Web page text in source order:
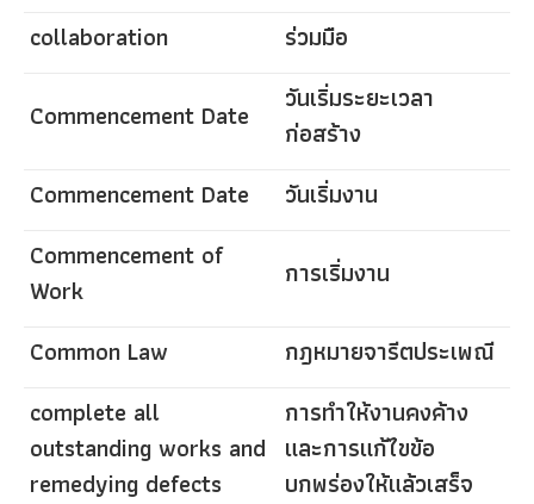
collaboration
ร่วมมือ
Commencement Date
วันเริ่มระยะเวลา
ก่อสร้าง
Commencement Date
วันเริ่มงาน
Commencement of
Work
การเริ่มงาน
Common Law
กฎหมายจารีตประเพณี
complete all
outstanding works and
remedying defects
การทำให้งานคงค้าง
และการแก้ไขข้อ
บกพร่องให้แล้วเสร็จ